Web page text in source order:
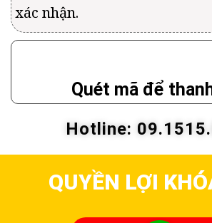
xác nhận.
Quét mã để
Hotline:
QUYỀN LỢI